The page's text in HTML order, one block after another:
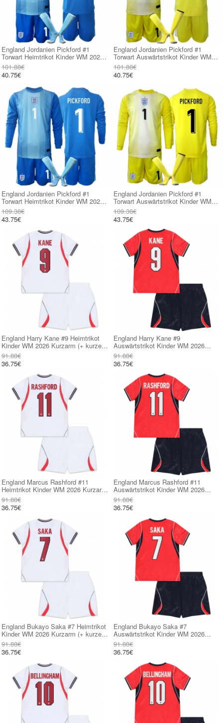
England Jordanien Pickford #1
Torwart Heimtrikot Kinder WM 2026
Kurzarm (+ kurze hosen)
101.88€
40.75€
England Jordanien Pickford #1
Torwart Auswärtstrikot Kinder WM
2026 Kurzarm (+ kurze hosen)
101.88€
40.75€
England Jordanien Pickford #1
Torwart Heimtrikot Kinder WM 2026
Langarm (+ kurze hosen)
109.38€
43.75€
England Jordanien Pickford #1
Torwart Auswärtstrikot Kinder WM
2026 Langarm (+ kurze hosen)
109.38€
43.75€
England Harry Kane #9 Heimtrikot
Kinder WM 2026 Kurzarm (+ kurze
hosen)
91.88€
36.75€
England Harry Kane #9
Auswärtstrikot Kinder WM 2026
Kurzarm (+ kurze hosen)
91.88€
36.75€
England Marcus Rashford #11
Heimtrikot Kinder WM 2026 Kurzarm
(+ kurze hosen)
91.88€
36.75€
England Marcus Rashford #11
Auswärtstrikot Kinder WM 2026
Kurzarm (+ kurze hosen)
91.88€
36.75€
England Bukayo Saka #7 Heimtrikot
Kinder WM 2026 Kurzarm (+ kurze
hosen)
91.88€
36.75€
England Bukayo Saka #7
Auswärtstrikot Kinder WM 2026
Kurzarm (+ kurze hosen)
91.88€
36.75€